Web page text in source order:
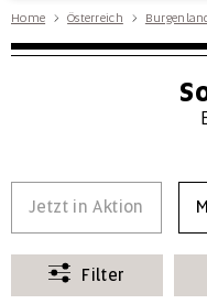
Home Österreich
Jetzt in Aktion
Filter